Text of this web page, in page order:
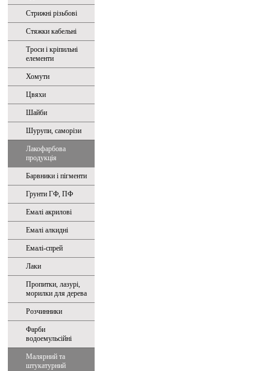
Стрижні різьбові
Стяжки кабельні
Троси і кріпильні
елементи
Хомути
Цвяхи
Шайби
Шурупи, саморізи
Лакофарбова
продукція
Барвники і пігменти
Грунти ГФ, ПФ
Емалі акрилові
Емалі алкидні
Емалі-спрей
Лаки
Пропитки, лазурі,
морилки для дерева
Розчинники
Фарби
водоемульсійні
Малярний та
штукатурний